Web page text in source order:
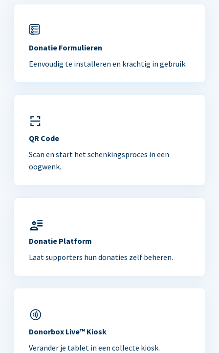
Donatie Formulieren
Eenvoudig te installeren en krachtig in gebruik.
QR Code
Scan en start het schenkingsproces in een
oogwenk.
Donatie Platform
Laat supporters hun donaties zelf beheren.
Donorbox Live™ Kiosk
Verander je tablet in een collecte kiosk.